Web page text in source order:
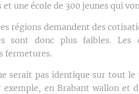
et une école de 300 jeunes qui
régions demandent des
sont donc plus faibles. Les
fermetures.
serait pas identique sur tout
exemple, en Brabant wallon et